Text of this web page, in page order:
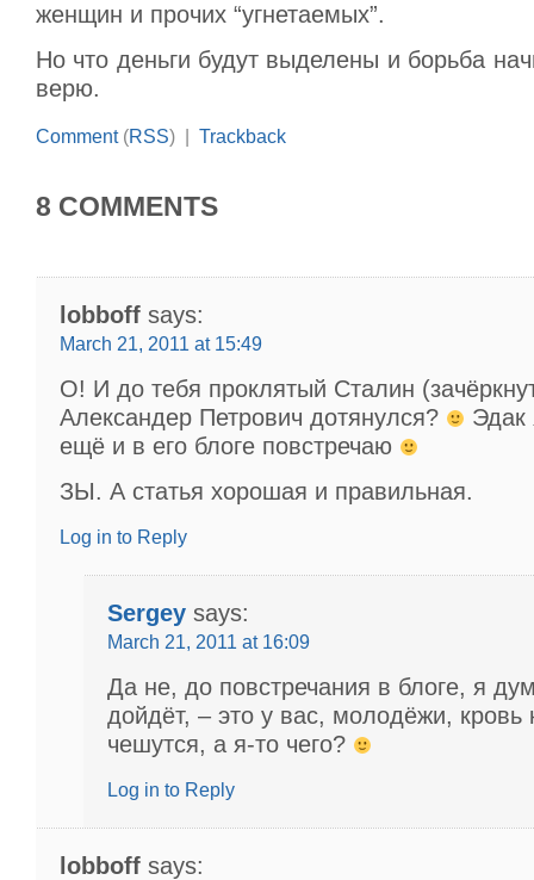
женщин и прочих “угнетаемых”.
Но что деньги будут выделены и борьба
верю.
Comment(RSS) | Trackback
8 COMMENTS
lobboff says:
March 21, 2011 at 15:49
О! И до тебя проклятый Сталин
Александер Петрович дотянулся?
Эдак
ещё и в его блоге повстречаю
ЗЫ. А статья хорошая и правильная.
Log in to Reply
Sergey says:
March 21, 2011 at 16:09
Да не, до повстречания в блоге, я
дойдёт, – это у вас, молодёжи, кровь
чешутся, а я-то чего?
Log in to Reply
lobboff says: